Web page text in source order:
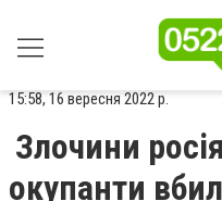
15:58, 16 вересня 2022 р.
Злочини
окупанти